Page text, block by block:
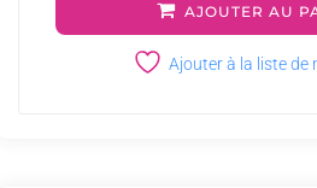
AJOUTER AU
Ajouter à la liste de